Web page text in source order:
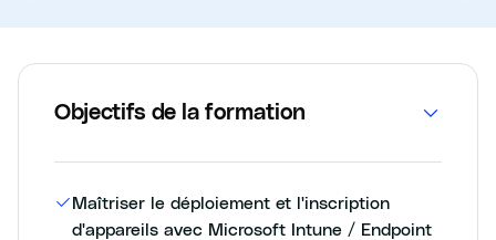
Objectifs de la formation
Maîtriser le déploiement et l'inscription
d'appareils avec Microsoft Intune / Endpoint